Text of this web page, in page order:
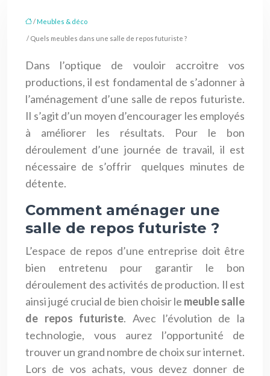
/ Meubles & déco
/ Quels meubles dans une salle de repos futuriste ?
Dans l’optique de vouloir accroitre vos
productions, il est fondamental de s’adonner à
l’aménagement d’une salle de repos futuriste.
Il s’agit d’un moyen d’encourager les employés
à améliorer les résultats. Pour le bon
déroulement d’une journée de travail, il est
nécessaire de s’offrir quelques minutes de
détente.
Comment aménager une
salle de repos futuriste ?
L’espace de repos d’une entreprise doit être
bien entretenu pour garantir le bon
déroulement des activités de production. Il est
ainsi jugé crucial de bien choisir le meuble salle
de repos futuriste. Avec l’évolution de la
technologie, vous aurez l’opportunité de
trouver un grand nombre de choix sur internet.
Lors de vos achats, vous devez donner de